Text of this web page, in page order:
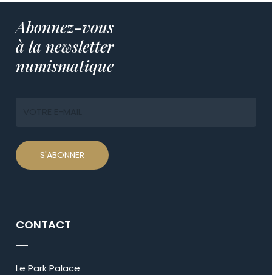
Abonnez-vous
à la newsletter
numismatique
CONTACT
Le Park Palace